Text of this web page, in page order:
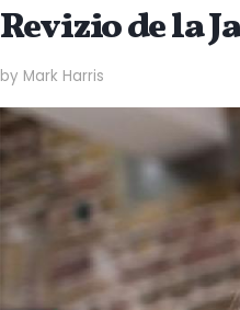
Revizio de la
by Mark Harris